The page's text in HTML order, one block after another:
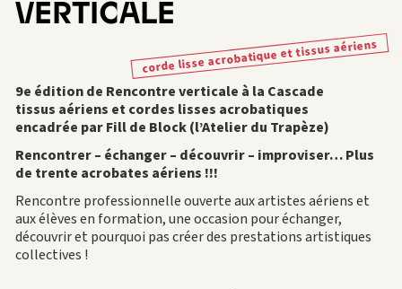
VERTICALE
corde lisse acrobatique et tissus aériens
9e édition de Rencontre verticale à la Cascade
tissus aériens et cordes lisses acrobatiques
encadrée par Fill de Block (l’Atelier du Trapèze)
Rencontrer – échanger – découvrir – improviser… Plus
de trente acrobates aériens !!!
Rencontre professionnelle ouverte aux artistes aériens et
aux élèves en formation, une occasion pour échanger,
découvrir et pourquoi pas créer des prestations artistiques
collectives !